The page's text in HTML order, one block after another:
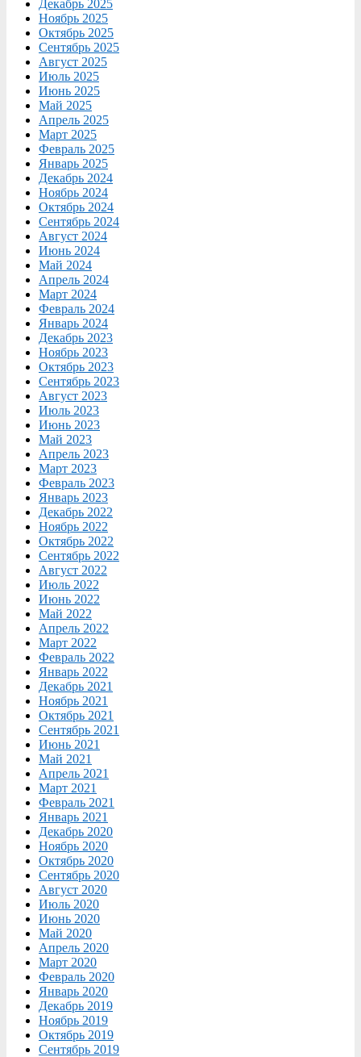
Декабрь 2025
Ноябрь 2025
Октябрь 2025
Сентябрь 2025
Август 2025
Июль 2025
Июнь 2025
Май 2025
Апрель 2025
Март 2025
Февраль 2025
Январь 2025
Декабрь 2024
Ноябрь 2024
Октябрь 2024
Сентябрь 2024
Август 2024
Июнь 2024
Май 2024
Апрель 2024
Март 2024
Февраль 2024
Январь 2024
Декабрь 2023
Ноябрь 2023
Октябрь 2023
Сентябрь 2023
Август 2023
Июль 2023
Июнь 2023
Май 2023
Апрель 2023
Март 2023
Февраль 2023
Январь 2023
Декабрь 2022
Ноябрь 2022
Октябрь 2022
Сентябрь 2022
Август 2022
Июль 2022
Июнь 2022
Май 2022
Апрель 2022
Март 2022
Февраль 2022
Январь 2022
Декабрь 2021
Ноябрь 2021
Октябрь 2021
Сентябрь 2021
Июнь 2021
Май 2021
Апрель 2021
Март 2021
Февраль 2021
Январь 2021
Декабрь 2020
Ноябрь 2020
Октябрь 2020
Сентябрь 2020
Август 2020
Июль 2020
Июнь 2020
Май 2020
Апрель 2020
Март 2020
Февраль 2020
Январь 2020
Декабрь 2019
Ноябрь 2019
Октябрь 2019
Сентябрь 2019